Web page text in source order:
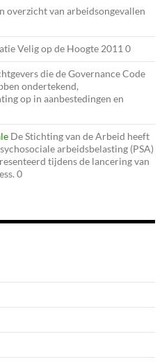
overzicht van arbeidsongevallen
Velig op de Hoogte 2011 0
die de Governance Code
ondertekend,
op in aanbestedingen en
De Stichting van de Arbeid heeft
arbeidsbelasting (PSA)
tijdens de lancering van
0